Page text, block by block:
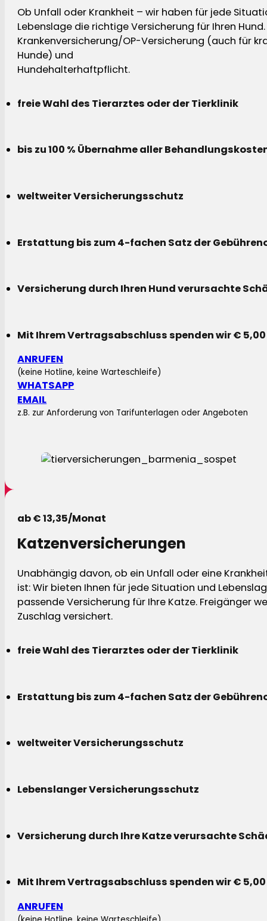
Ob Unfall oder Krankheit – wir haben für jede
Lebenslage die richtige Versicherung für Ihren Hund.
Krankenversicherung/OP-Versicherung (auch für
Hunde) und
Hundehalterhaftpflicht.
freie Wahl des Tierarztes oder der Tierklinik
bis zu 100 % Übernahme aller
weltweiter Versicherungsschutz
Erstattung bis zum 4-fachen Satz der
Versicherung durch Ihren Hund verursachte
Mit Ihrem Vertragsabschluss spenden wir €
ANRUFEN
(keine Hotline, keine Warteschleife)
WHATSAPP
EMAIL
z.B. zur Anforderung von Tarifunterlagen oder Angeboten
ab € 13,35/Monat
Katzenversicherungen
Unabhängig davon, ob ein Unfall oder eine
ist: Wir bieten Ihnen für jede Situation und
passende Versicherung für Ihre Katze. Freigänger
Zuschlag versichert.
freie Wahl des Tierarztes oder der Tierklinik
Erstattung bis zum 4-fachen Satz der
weltweiter Versicherungsschutz
Lebenslanger Versicherungsschutz
Versicherung durch Ihre Katze verursachte
Mit Ihrem Vertragsabschluss spenden wir €
ANRUFEN